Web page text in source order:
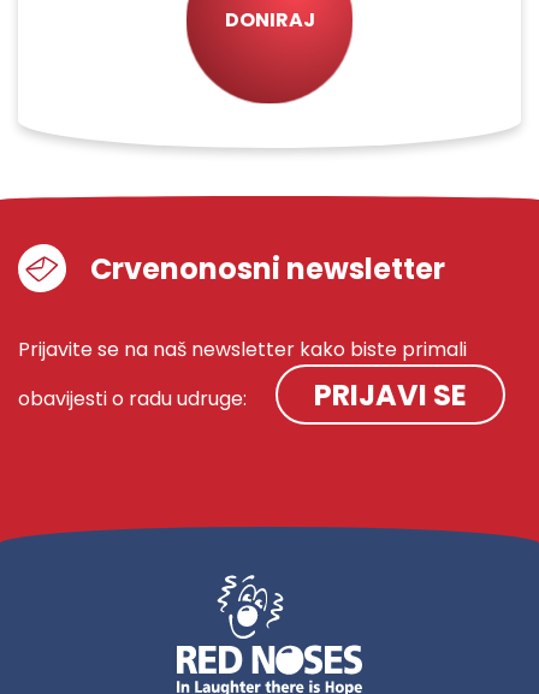
DONIRAJ
Crvenonosni newsletter
Prijavite se na naš newsletter kako biste primali
obavijesti o radu udruge:
PRIJAVI SE